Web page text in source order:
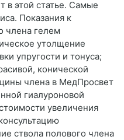
в этой статье. Самые
Показания к
члена гелем
утолщение
упругости и тонуса;
конической
члена в МедПросвет
гиалуроновой
увеличения
ствола полового члена